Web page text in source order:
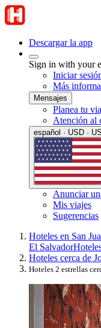
Descargar la app
Sign in with your
Iniciar
Más
Mensajes
Planea tu
Atención al
español · USD · US
Anunciar
Mis viajes
Sugerencias
Hoteles en San
El Salvador
Hoteles cerca de
Hoteles 2 estrellas